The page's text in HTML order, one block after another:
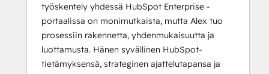
työskentely yhdessä HubSpot Enterprise -
portaalissa on monimutkaista, mutta Alex tuo
prosessiin rakennetta, yhdenmukaisuutta ja
luottamusta. Hänen syvällinen HubSpot-
tietämyksensä, strateginen ajattelutapansa ja